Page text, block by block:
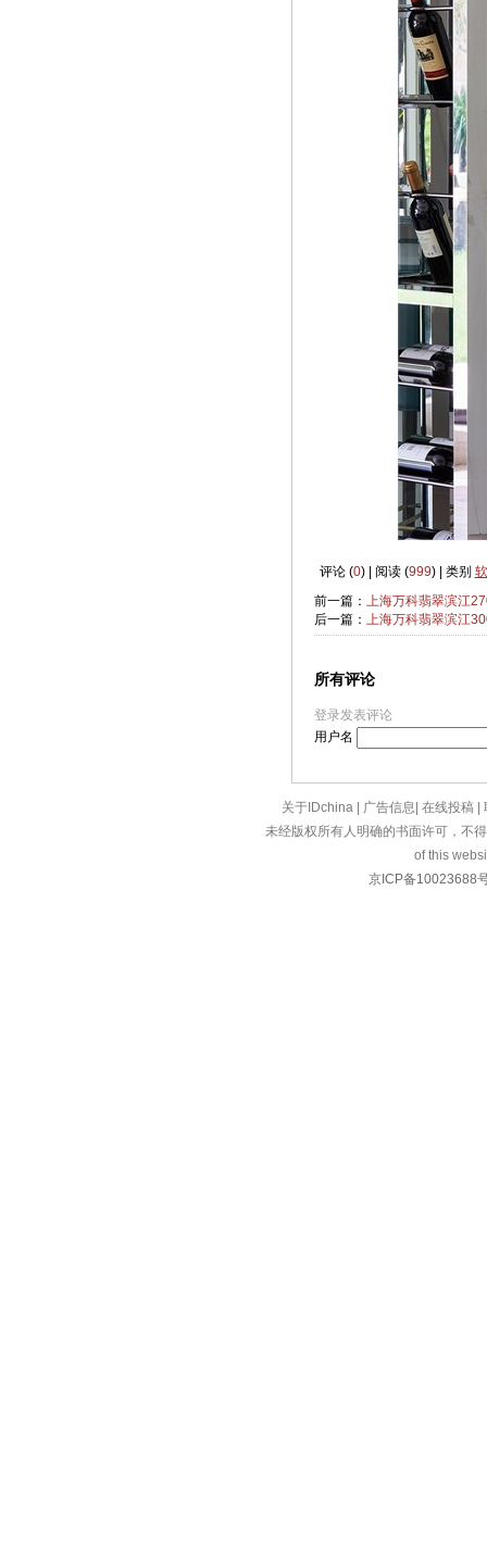
评论 (0) | 阅读 (999) | 类别
前一篇： 上海万科翡翠滨江
后一篇： 上海万科翡翠滨江
所有评论
登录发表评论
用户名
关于IDchina 广告信息 在线投稿
未经版权所有人明确的书面许可，不
of this
京ICP备10023688